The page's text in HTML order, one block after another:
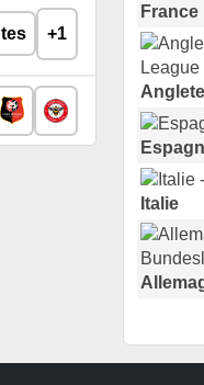
+1
France
Italie